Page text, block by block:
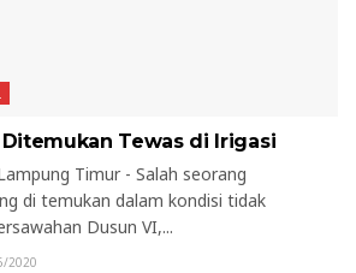
Tewas di Irigasi
Timur - Salah seorang
di temukan dalam kondisi tidak
Dusun VI,...
2020